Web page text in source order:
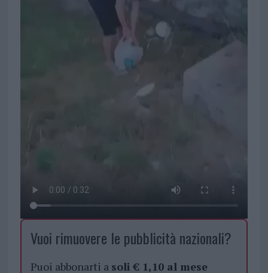
Vuoi rimuovere le pubblicità nazionali?
Puoi abbonarti a soli € 1,10 al mese